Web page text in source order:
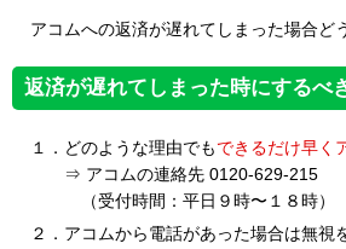
アコムへの返済が遅れてしまった場合ど
返済が遅れてしまった時にするべ
１．どのような理由でもできるだけ早く
⇒ アコムの連絡先 0120-629-215
（受付時間：平日９時〜１８時）
２．アコムから電話があった場合は無視